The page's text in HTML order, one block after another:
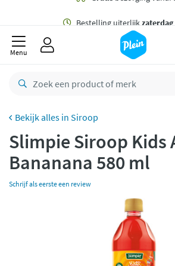
Bestelling uiterlijkzaterdag
retourneren
Betaal met Klarna
Menu
Siroop
Slimpie Siroop Kids
Bananana 580 ml
Schrijf als eerste een review